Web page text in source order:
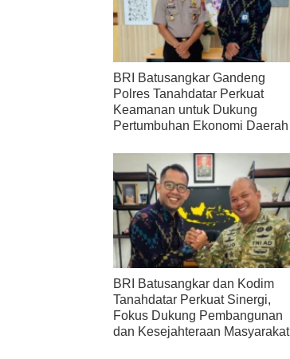
BRI Batusangkar Gandeng
Polres Tanahdatar Perkuat
Keamanan untuk Dukung
Pertumbuhan Ekonomi Daerah
BRI Batusangkar dan Kodim
Tanahdatar Perkuat Sinergi,
Fokus Dukung Pembangunan
dan Kesejahteraan Masyarakat